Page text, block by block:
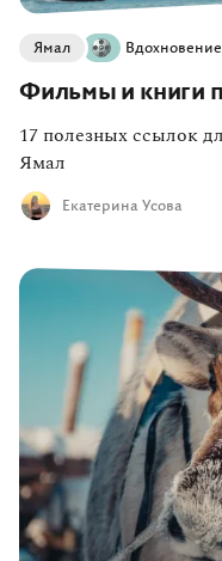
Вдохновение
Ямал
Фильмы и книги
17 полезных ссылок
Ямал
Екатерина Усова